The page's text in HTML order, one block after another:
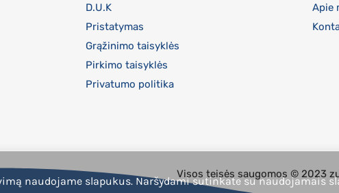
naudojame slapukus. Naršydami sutinkate su naudojamais
D.U.K
Pristatymas
Grąžinimo taisyklės
Pirkimo taisyklės
Privatumo politika
Apie
Visos teisės saugomos © 2023